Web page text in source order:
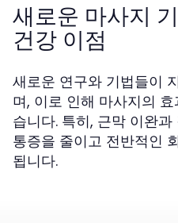
새로운 마사지
건강 이점
새로운 연구와 기법들이
며, 이로 인해 마사지의
습니다. 특히, 근막 이완
통증을 줄이고 전반적인
됩니다.